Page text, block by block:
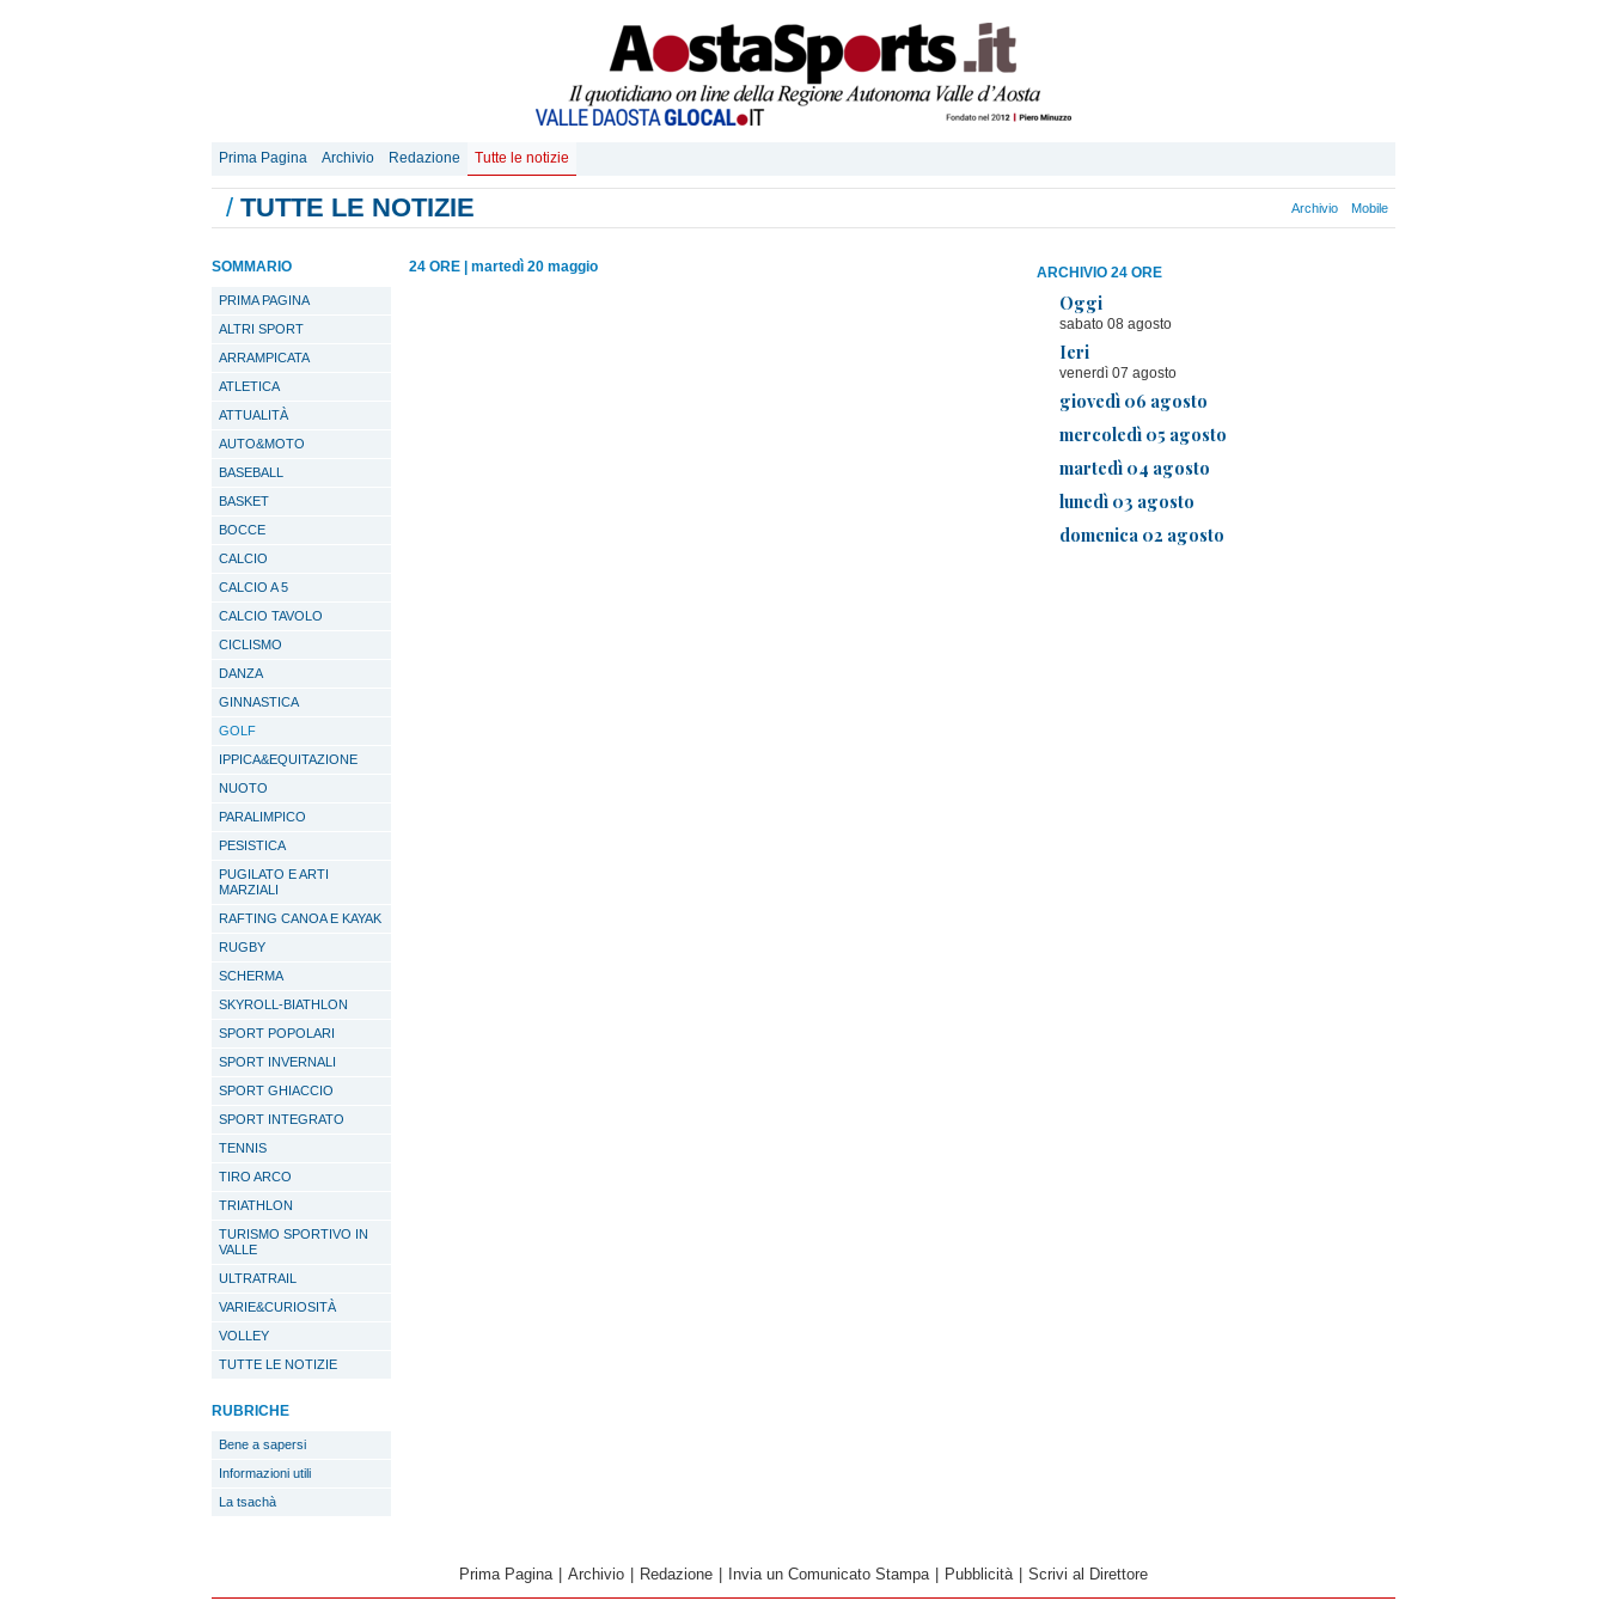
Prima Pagina Archivio Redazione Tutte le notizie
/ TUTTE LE NOTIZIE Archivio Mobile
ARCHIVIO 24 ORE
Oggi
sabato 08 agosto
Ieri
venerdì 07 agosto
giovedì 06 agosto
mercoledì 05 agosto
martedì 04 agosto
lunedì 03 agosto
domenica 02 agosto
SOMMARIO
PRIMA PAGINA
ALTRI SPORT
ARRAMPICATA
ATLETICA
ATTUALITÀ
AUTO&MOTO
BASEBALL
BASKET
BOCCE
CALCIO
CALCIO A 5
CALCIO TAVOLO
CICLISMO
DANZA
GINNASTICA
GOLF
IPPICA&EQUITAZIONE
NUOTO
PARALIMPICO
PESISTICA
PUGILATO E ARTI
MARZIALI
RAFTING CANOA E KAYAK
RUGBY
SCHERMA
SKYROLL-BIATHLON
SPORT POPOLARI
SPORT INVERNALI
SPORT GHIACCIO
SPORT INTEGRATO
TENNIS
TIRO ARCO
TRIATHLON
TURISMO SPORTIVO IN
VALLE
ULTRATRAIL
VARIE&CURIOSITÀ
VOLLEY
TUTTE LE NOTIZIE
RUBRICHE
Bene a sapersi
Informazioni utili
La tsachà
24 ORE martedì 20 maggio
Prima Pagina Archivio Redazione Invia un Comunicato Stampa Pubblicità Scrivi al Direttore